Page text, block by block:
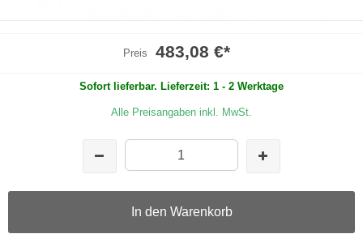
Preis 483,08 €*
Sofort lieferbar. Lieferzeit: 1 - 2 Werktage
Alle Preisangaben inkl. MwSt.
In den Warenkorb